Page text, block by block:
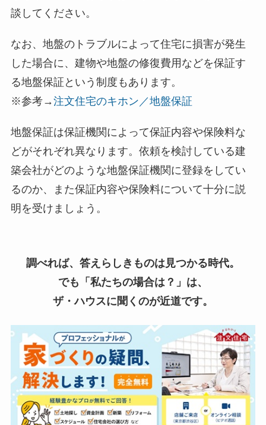
談してください。
なお、地盤のトラブルによって住宅に損害が発生
した場合に、建物や地盤の修復費用などを保証す
る地盤保証という制度もあります。
※参考→注文住宅のキホン／地盤保証
地盤保証は保証機関によって保証内容や保険料な
どがそれぞれ異なります。依頼を検討している建
築会社がどのような地盤保証機関に登録をしてい
るのか、また保証内容や保険料について十分に説
明を受けましょう。
調べれば、答えらしきものは見つかる時代。
でも「私たちの場合は？」は、
ザ・ハウスに聞くのが近道です。